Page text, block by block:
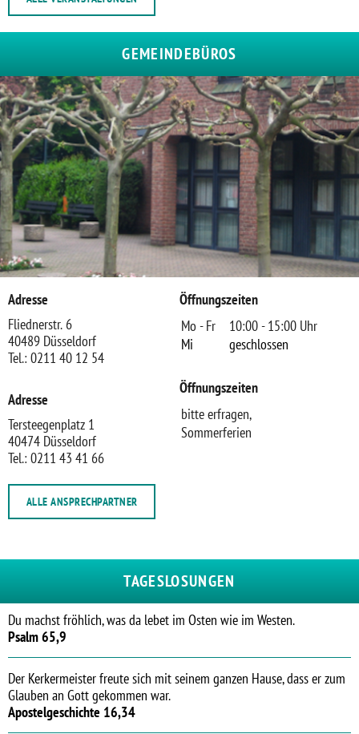
GEMEINDEBÜROS
Adresse
Fliednerstr. 6
40489 Düsseldorf
Tel.: 0211 40 12 54
Adresse
Tersteegenplatz 1
40474 Düsseldorf
Tel.: 0211 43 41 66
Öffnungszeiten
Mo - Fr
10:00 - 15:00 Uhr
Mi
geschlossen
Öffnungszeiten
bitte erfragen,
Sommerferien
ALLE ANSPRECHPARTNER
TAGESLOSUNGEN
Du machst fröhlich, was da lebet im Osten wie im Westen.
Psalm 65,9
Der Kerkermeister freute sich mit seinem ganzen Hause, dass er zum
Glauben an Gott gekommen war.
Apostelgeschichte 16,34